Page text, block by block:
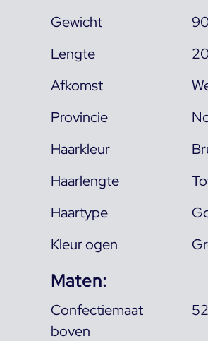
Gewicht
Lengte
Afkomst
Provincie
Haarkleur
Haarlengte
Haartype
Kleur ogen
Maten:
Confectiemaat
boven
52